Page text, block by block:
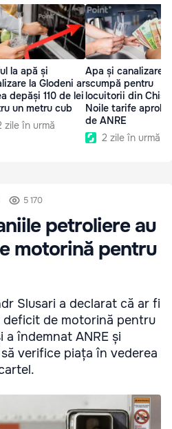
la apă și
la Glodeni ar
depăși 110 de lei
un metru cub
zile în urmă
Apa și
scumpă pentru
locuitorii din
Noile tarife
de ANRE
2 zile în urmă
5 170
petroliere au
motorină pentru
Slusari a declarat că ar fi
de motorină pentru
îndemnat ANRE și
verifice piața în vederea